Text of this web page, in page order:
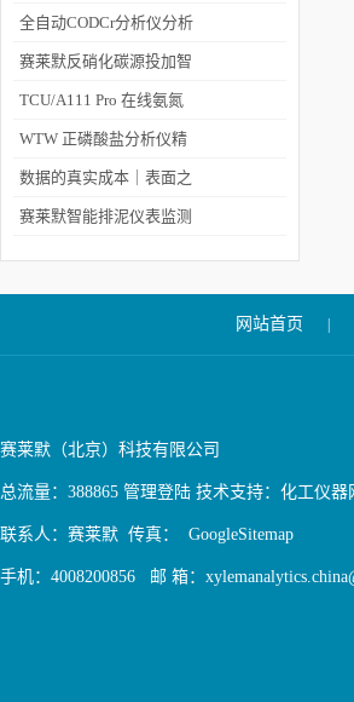
器（三）
案
全自动CODCr分析仪分析
的内容和场景
赛莱默反硝化碳源投加智
能仪表监测解决方案
TCU/A111 Pro 在线氨氮
分析仪在自来水厂的应用
WTW 正磷酸盐分析仪精
确测量 PO4-P
数据的真实成本｜表面之
下是什么？
赛莱默智能排泥仪表监测
网站首页
赛莱默（北京）科技有限公司
总流量：388865 管理登陆 技术支持： 化工仪器
联系人：赛莱默 传真： GoogleSitemap
手机：4008200856 邮 箱：